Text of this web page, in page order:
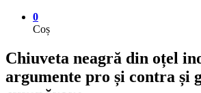
0
Coș
Chiuveta neagră din oțel
argumente pro și contra și